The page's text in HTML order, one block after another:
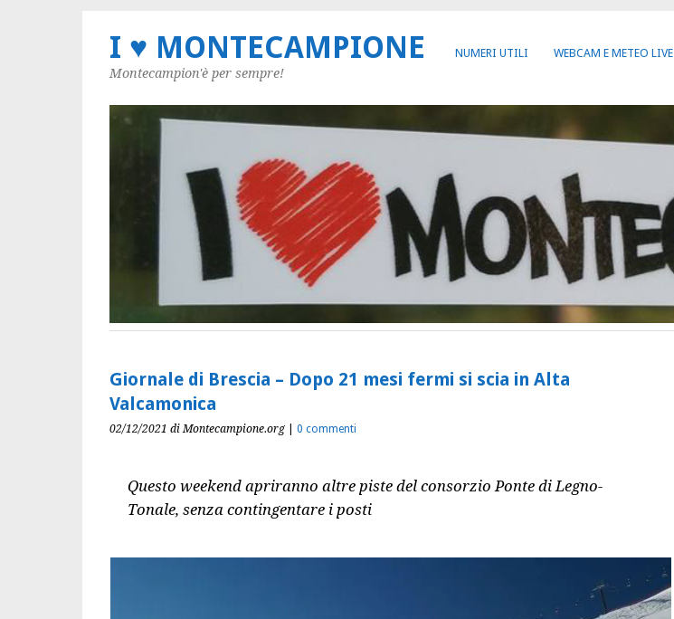
NUMERI UTILI WEBCAM E METEO LIVE
I ♥ MONTECAMPIONE
Montecampion'è per sempre!
Giornale di Brescia – Dopo 21 mesi fermi si scia in Alta
Valcamonica
02/12/2021 di Montecampione.org| 0 commenti
Questo weekend apriranno altre piste del consorzio Ponte di Legno-
Tonale, senza contingentare i posti